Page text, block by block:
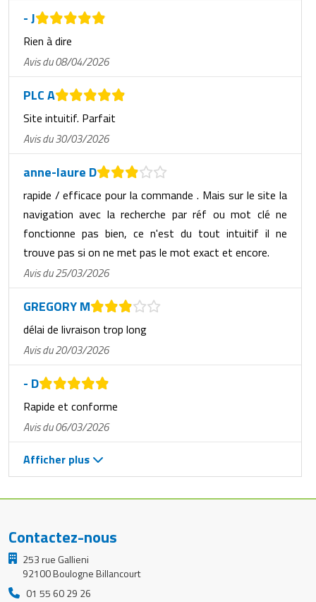
- J
Rien à dire
Avis du 08/04/2026
PLC A
Site intuitif. Parfait
Avis du 30/03/2026
anne-laure D
rapide / efficace pour la commande . Mais sur le site la
navigation avec la recherche par réf ou mot clé ne
fonctionne pas bien, ce n'est du tout intuitif il ne
trouve pas si on ne met pas le mot exact et encore.
Avis du 25/03/2026
GREGORY M
délai de livraison trop long
Avis du 20/03/2026
- D
Rapide et conforme
Avis du 06/03/2026
Afficher plus
Contactez-nous
253 rue Gallieni
92100 Boulogne Billancourt
01 55 60 29 26